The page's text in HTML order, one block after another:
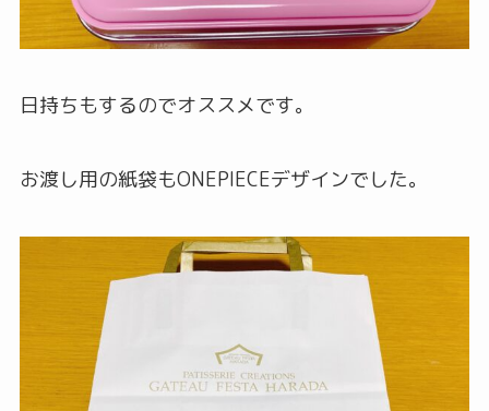
日持ちもするのでオススメです。
お渡し用の紙袋もONEPIECEデザインでした。